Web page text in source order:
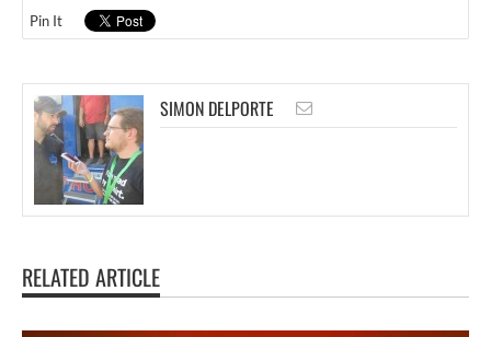
Pin It
SIMON DELPORTE
RELATED ARTICLE